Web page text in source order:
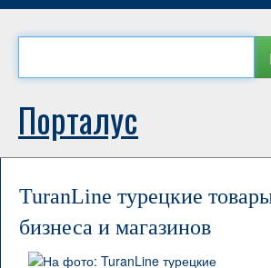
Порталус
TuranLine турецкие
бизнеса и магазинов